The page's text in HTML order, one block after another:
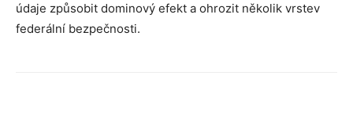
údaje způsobit dominový efekt a ohrozit několik vrstev
federální bezpečnosti.